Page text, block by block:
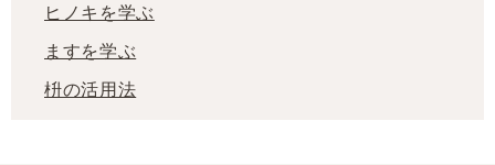
ヒノキを学ぶ
ますを学ぶ
枡の活用法